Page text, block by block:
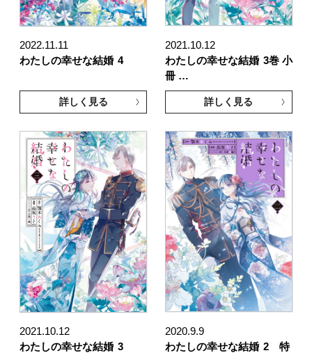
2022.11.11
わたしの幸せな結婚 4
詳しく見る
2021.10.12
わたしの幸せな結婚 3巻 小
冊 …
詳しく見る
2021.10.12
わたしの幸せな結婚 3
2020.9.9
わたしの幸せな結婚 2 特